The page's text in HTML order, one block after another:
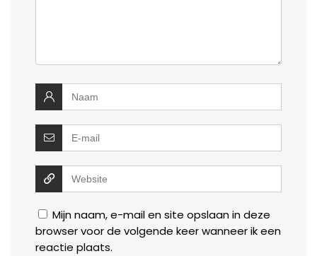
Mijn naam, e-mail en site opslaan in deze
browser voor de volgende keer wanneer ik een
reactie plaats.